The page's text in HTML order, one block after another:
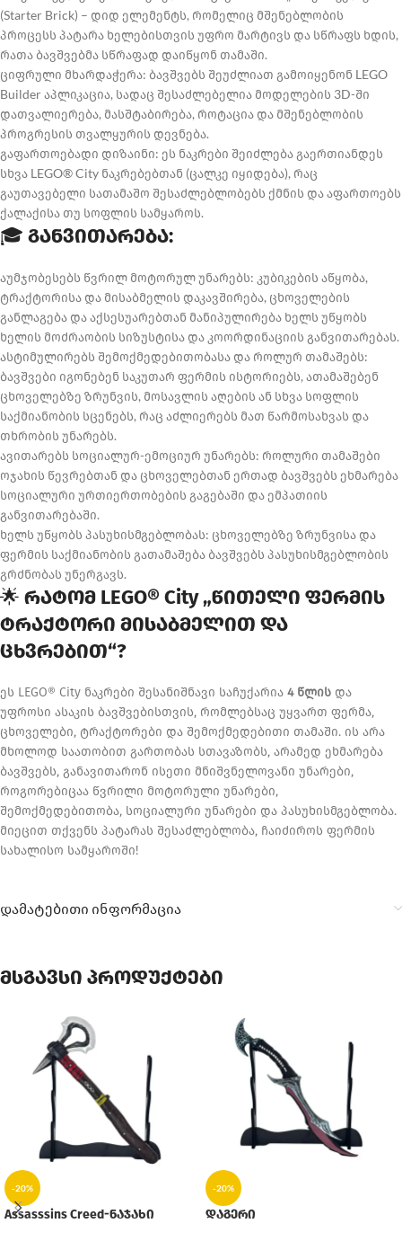
(Starter Brick) – დიდ ელემენტს, რომელიც მშენებლობის
პროცესს პატარა ხელებისთვის უფრო მარტივს და სწრაფს ხდის,
რათა ბავშვებმა სწრაფად დაიწყონ თამაში.
ციფრული მხარდაჭერა: ბავშვებს შეუძლიათ გამოიყენონ LEGO
Builder აპლიკაცია, სადაც შესაძლებელია მოდელების 3D-ში
დათვალიერება, მასშტაბირება, როტაცია და მშენებლობის
პროგრესის თვალყურის დევნება.
გაფართოებადი დიზაინი: ეს ნაკრები შეიძლება გაერთიანდეს
სხვა LEGO® City ნაკრებებთან (ცალკე იყიდება), რაც
გაუთავებელი სათამაშო შესაძლებლობებს ქმნის და აფართოებს
ქალაქისა თუ სოფლის სამყაროს.
🎓 განვითარება:
აუმჯობესებს წვრილ მოტორულ უნარებს: კუბიკების აწყობა,
ტრაქტორისა და მისაბმელის დაკავშირება, ცხოველების
განლაგება და აქსესუარებთან მანიპულირება ხელს უწყობს
ხელის მოძრაობის სიზუსტისა და კოორდინაციის განვითარებას.
ასტიმულირებს შემოქმედებითობასა და როლურ თამაშებს:
ბავშვები იგონებენ საკუთარ ფერმის ისტორიებს, ათამაშებენ
ცხოველებზე ზრუნვის, მოსავლის აღების ან სხვა სოფლის
საქმიანობის სცენებს, რაც აძლიერებს მათ წარმოსახვას და
თხრობის უნარებს.
ავითარებს სოციალურ-ემოციურ უნარებს: როლური თამაშები
ოჯახის წევრებთან და ცხოველებთან ერთად ბავშვებს ეხმარება
სოციალური ურთიერთობების გაგებაში და ემპათიის
განვითარებაში.
ხელს უწყობს პასუხისმგებლობას: ცხოველებზე ზრუნვისა და
ფერმის საქმიანობის გათამაშება ბავშვებს პასუხისმგებლობის
გრძნობას უნერგავს.
🌟 რატომ LEGO® City „წითელი ფერმის
ტრაქტორი მისაბმელით და
ცხვრებით“?
ეს LEGO® City ნაკრები შესანიშნავი საჩუქარია 4 წლის და
უფროსი ასაკის ბავშვებისთვის, რომლებსაც უყვართ ფერმა,
ცხოველები, ტრაქტორები და შემოქმედებითი თამაში. ის არა
მხოლოდ საათობით გართობას სთავაზობს, არამედ ეხმარება
ბავშვებს, განავითარონ ისეთი მნიშვნელოვანი უნარები,
როგორებიცაა წვრილი მოტორული უნარები,
შემოქმედებითობა, სოციალური უნარები და პასუხისმგებლობა.
მიეცით თქვენს პატარას შესაძლებლობა, ჩაიძიროს ფერმის
სახალისო სამყაროში!
დამატებითი ინფორმაცია
მსგავსი პროდუქტები
-20%
Assasssins Creed-ნაჯახი
-20%
დაგერი